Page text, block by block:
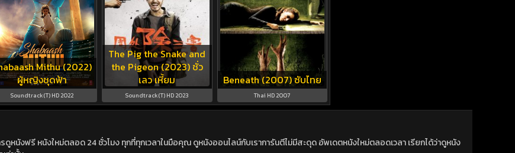
Mithu (2022)
ผู้หญิงชุดฟ้า
Soundtrack(T) HD 2022
The Pig the Snake and
the Pigeon (2023) ชั่ว
เลว เหี้ยม
Soundtrack(T) HD 2023
Beneath (2007) ซับไทย
Thai HD 2007
นังฟรี หนังใหม่ตลอด 24 ชั่วโมง ทุกที่ทุกเวลาในมือคุณ ดูหนังออนไลน์กับเราการันตีไม่มีสะดุด อัพเดตหนังใหม่ตลอดเวลา เรียกได้ว่าดูหนัง